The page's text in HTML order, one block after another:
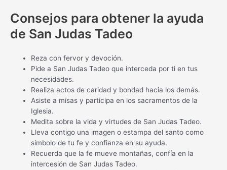
Consejos para obtener la ayuda
de San Judas Tadeo
Reza con fervor y devoción.
Pide a San Judas Tadeo que interceda por ti en tus
necesidades.
Realiza actos de caridad y bondad hacia los demás.
Asiste a misas y participa en los sacramentos de la
Iglesia.
Medita sobre la vida y virtudes de San Judas Tadeo.
Lleva contigo una imagen o estampa del santo como
símbolo de tu fe y confianza en su ayuda.
Recuerda que la fe mueve montañas, confía en la
intercesión de San Judas Tadeo.